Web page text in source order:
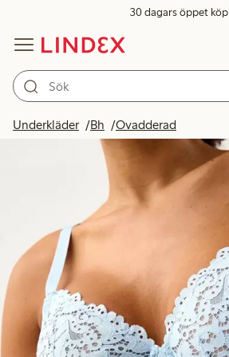
30 dagars öppet köp
Underkläder Bh Ovadderad